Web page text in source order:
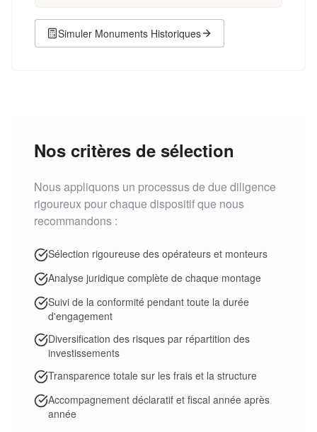
Simuler Monuments Historiques
Nos critères de sélection
Nous appliquons un processus de due diligence
rigoureux pour chaque dispositif que nous
recommandons :
Sélection rigoureuse des opérateurs et monteurs
Analyse juridique complète de chaque montage
Suivi de la conformité pendant toute la durée
d'engagement
Diversification des risques par répartition des
investissements
Transparence totale sur les frais et la structure
Accompagnement déclaratif et fiscal année après
année